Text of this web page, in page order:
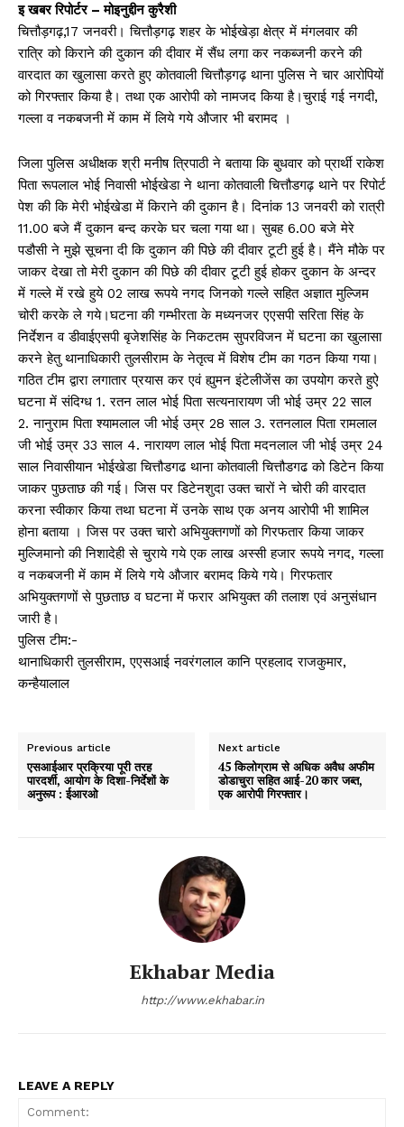
इ खबर रिपोर्टर – मोइनुद्दीन कुरैशी
चित्तौड़गढ़,17 जनवरी। चित्तौड़गढ़ शहर के भोईखेड़ा क्षेत्र में मंगलवार की
रात्रि को किराने की दुकान की दीवार में सैंध लगा कर नकब्जनी करने की
वारदात का खुलासा करते हुए कोतवाली चित्तौड़गढ़ थाना पुलिस ने चार आरोपियों
को गिरफ्तार किया है। तथा एक आरोपी को नामजद किया है।चुराई गई नगदी,
गल्ला व नकबजनी में काम में लिये गये औजार भी बरामद ।
जिला पुलिस अधीक्षक श्री मनीष त्रिपाठी ने बताया कि बुधवार को प्रार्थी राकेश
पिता रूपलाल भोई निवासी भोईखेडा ने थाना कोतवाली चित्तौडगढ़ थाने पर रिपोर्ट
पेश की कि मेरी भोईखेडा में किराने की दुकान है। दिनांक 13 जनवरी को रात्री
11.00 बजे मैं दुकान बन्द करके घर चला गया था। सुबह 6.00 बजे मेरे
पडौसी ने मुझे सूचना दी कि दुकान की पिछे की दीवार टूटी हुई है। मैंने मौके पर
जाकर देखा तो मेरी दुकान की पिछे की दीवार टूटी हुई होकर दुकान के अन्दर
में गल्ले में रखे हुये 02 लाख रूपये नगद जिनको गल्ले सहित अज्ञात मुल्जिम
चोरी करके ले गये।घटना की गम्भीरता के मध्यनजर एएसपी सरिता सिंह के
निर्देशन व डीवाईएसपी बृजेशसिंह के निकटतम सुपरविजन में घटना का खुलासा
करने हेतु थानाधिकारी तुलसीराम के नेतृत्व में विशेष टीम का गठन किया गया।
गठित टीम द्वारा लगातार प्रयास कर एवं ह्युमन इंटेलीजेंस का उपयोग करते हुऐ
घटना में संदिग्ध 1. रतन लाल भोई पिता सत्यनारायण जी भोई उम्र 22 साल
2. नानुराम पिता श्यामलाल जी भोई उम्र 28 साल 3. रतनलाल पिता रामलाल
जी भोई उम्र 33 साल 4. नारायण लाल भोई पिता मदनलाल जी भोई उम्र 24
साल निवासीयान भोईखेडा चित्तौडगढ थाना कोतवाली चित्तौडगढ को डिटेन किया
जाकर पुछताछ की गई। जिस पर डिटेनशुदा उक्त चारों ने चोरी की वारदात
करना स्वीकार किया तथा घटना में उनके साथ एक अनय आरोपी भी शामिल
होना बताया । जिस पर उक्त चारो अभियुक्तगणों को गिरफतार किया जाकर
मुल्जिमानो की निशादेही से चुराये गये एक लाख अस्सी हजार रूपये नगद, गल्ला
व नकबजनी में काम में लिये गये औजार बरामद किये गये। गिरफतार
अभियुक्तगणों से पुछताछ व घटना में फरार अभियुक्त की तलाश एवं अनुसंधान
जारी है।
पुलिस टीम:-
थानाधिकारी तुलसीराम, एएसआई नवरंगलाल कानि प्रहलाद राजकुमार,
कन्हैयालाल
Previous article
एसआईआर प्रक्रिया पूरी तरह
पारदर्शी, आयोग के दिशा-निर्देशों के
अनुरूप : ईआरओ
Next article
45 किलोग्राम से अधिक अवैध अफीम
डोडाचुरा सहित आई-20 कार जब्त,
एक आरोपी गिरफ्तार।
Ekhabar Media
http://www.ekhabar.in
LEAVE A REPLY